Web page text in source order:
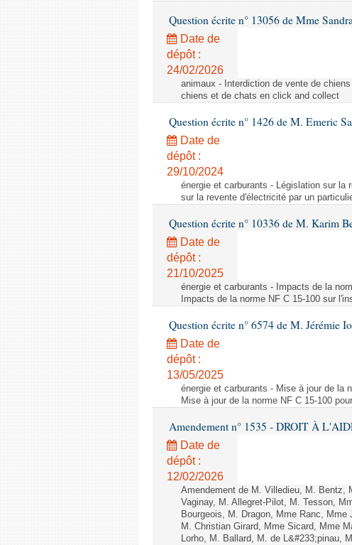
Question écrite n° 13056 de Mme
Date de
dépôt :
24/02/2026
animaux - Interdiction de vente de
chiens et de chats en click and collect
Question écrite n° 1426 de M. Emeric
Date de
dépôt :
29/10/2024
énergie et carburants - Législation sur la
sur la revente d'électricité par un
Question écrite n° 10336 de M. Karim
Date de
dépôt :
21/10/2025
énergie et carburants - Impacts de la
Impacts de la norme NF C 15-100 sur
Question écrite n° 6574 de M. Jérémie
Date de
dépôt :
13/05/2025
énergie et carburants - Mise à jour de la
Mise à jour de la norme NF C 15-100
Amendement n° 1535 - DROIT À
Date de
dépôt :
12/02/2026
Amendement de M. Villedieu, M. Bentz,
Vaginay, M. Allegret-Pilot, M. Tesson,
Bourgeois, M. Dragon, Mme Ranc,
M. Christian Girard, Mme Sicard, Mme
Lorho, M. Ballard, M. de L&#233;pinau,